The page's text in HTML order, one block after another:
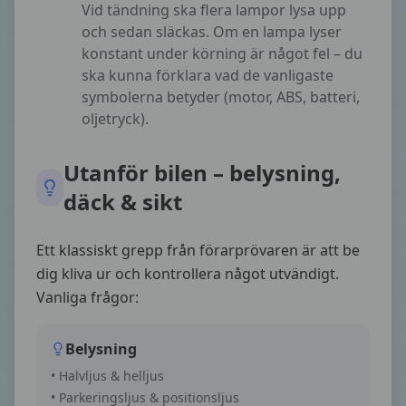
Vid tändning ska flera lampor lysa upp
och sedan släckas. Om en lampa lyser
konstant under körning är något fel – du
ska kunna förklara vad de vanligaste
symbolerna betyder (motor, ABS, batteri,
oljetryck).
Utanför bilen – belysning,
däck & sikt
Ett klassiskt grepp från förarprövaren är att be
dig kliva ur och kontrollera något utvändigt.
Vanliga frågor:
Belysning
• Halvljus & helljus
• Parkeringsljus & positionsljus